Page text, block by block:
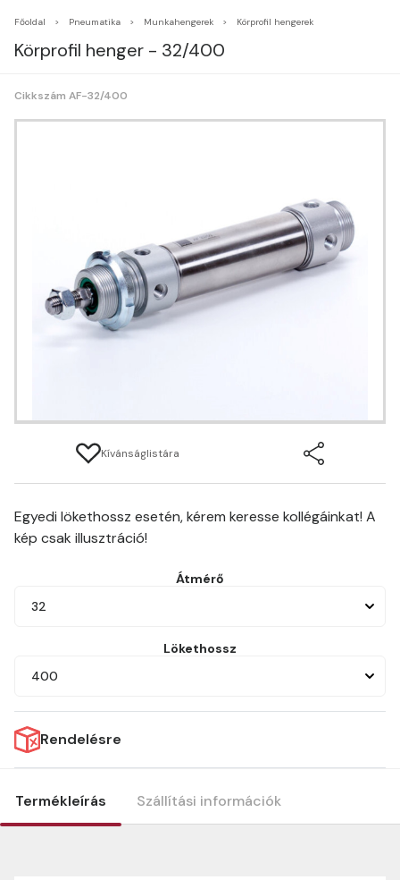
Főoldal Pneumatika Munkahengerek Körprofil hengerek
Körprofil henger - 32/400
Cikkszám AF-32/400
Kívánságlistára
Egyedi lökethossz esetén, kérem keresse kollégáinkat! A
kép csak illusztráció!
Átmérő
32
Lökethossz
400
Rendelésre
Termékleírás Szállítási információk